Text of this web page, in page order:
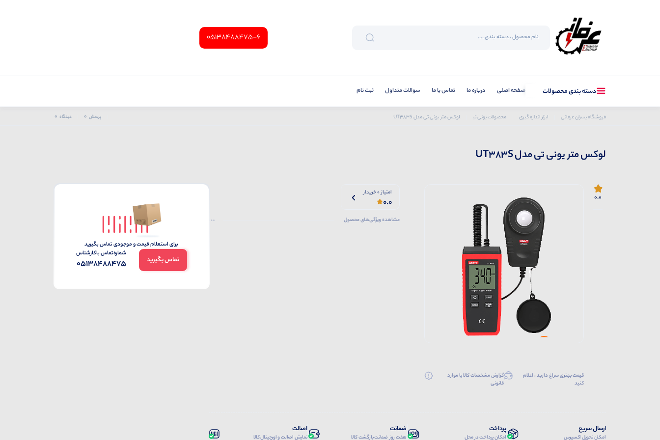
05138488475-6
دسته بندی محصولات صفحه اصلی درباره ما تماس با ما سوالات متداول ثبت نام
فروشگاه پسران عرفانی ابزار اندازه گیری محصولات یونی تی لوکس متر یونی تی مدل UT383S پرسش 0 دیدگاه 0
لوکس متر یونی تی مدل UT383S
0.0
قیمت بهتری سراغ دارید ، اعلام
کنید
گزارش مشخصات کالا یا موارد
قانونی
امتیاز 0 خریدار
0.0
مشاهده ویژگی‌های محصول
ارسال سریع
امکان تحویل اکسپرس
پرداخت
امکان پرداخت در محل
ضمانت
هفت روز ضمانت بازگشت کالا
اصالت
نمایش اصالت و اورجینال کالا
برای استعلام قیمت و موجودی تماس بگیرید
تماس بگیرید
شماره‌تماس‌ با‌کارشناس
05138488475